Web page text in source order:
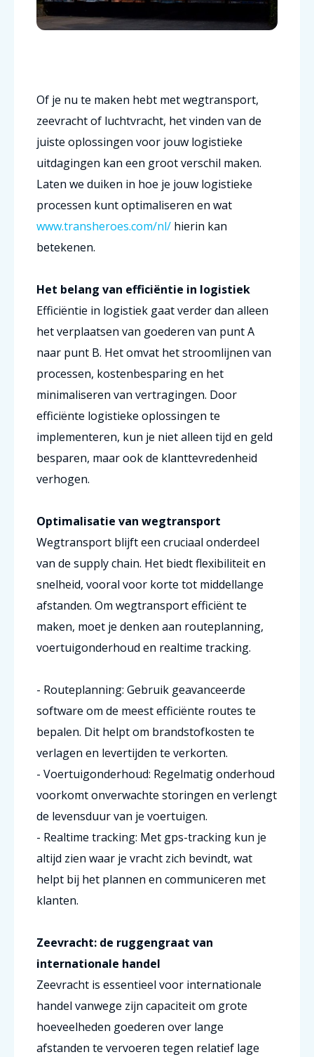
Of je nu te maken hebt met wegtransport,
zeevracht of luchtvracht, het vinden van de
juiste oplossingen voor jouw logistieke
uitdagingen kan een groot verschil maken.
Laten we duiken in hoe je jouw logistieke
processen kunt optimaliseren en wat
www.transheroes.com/nl/ hierin kan
betekenen.
Het belang van efficiëntie in logistiek
Efficiëntie in logistiek gaat verder dan alleen
het verplaatsen van goederen van punt A
naar punt B. Het omvat het stroomlijnen van
processen, kostenbesparing en het
minimaliseren van vertragingen. Door
efficiënte logistieke oplossingen te
implementeren, kun je niet alleen tijd en geld
besparen, maar ook de klanttevredenheid
verhogen.
Optimalisatie van wegtransport
Wegtransport blijft een cruciaal onderdeel
van de supply chain. Het biedt flexibiliteit en
snelheid, vooral voor korte tot middellange
afstanden. Om wegtransport efficiënt te
maken, moet je denken aan routeplanning,
voertuigonderhoud en realtime tracking.
- Routeplanning: Gebruik geavanceerde
software om de meest efficiënte routes te
bepalen. Dit helpt om brandstofkosten te
verlagen en levertijden te verkorten.
- Voertuigonderhoud: Regelmatig onderhoud
voorkomt onverwachte storingen en verlengt
de levensduur van je voertuigen.
- Realtime tracking: Met gps-tracking kun je
altijd zien waar je vracht zich bevindt, wat
helpt bij het plannen en communiceren met
klanten.
Zeevracht: de ruggengraat van
internationale handel
Zeevracht is essentieel voor internationale
handel vanwege zijn capaciteit om grote
hoeveelheden goederen over lange
afstanden te vervoeren tegen relatief lage